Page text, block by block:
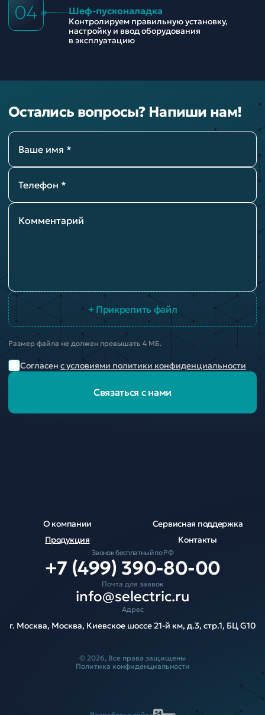
04 Шеф-пусконаладка
Контролируем правильную установку,
настройку и ввод оборудования
в эксплуатацию
Остались вопросы? Напиши нам!
Ваше имя *
Телефон *
Комментарий
+ Прикрепить файл
Размер файла не должен превышать 4 МБ.
Согласен с условиями политики конфиденциальности
Связаться с нами
О компании
Продукция
Сервисная поддержка
Контакты
Звонок бесплатный по РФ
+7 (499) 390-80-00
Почта для заявок
info@selectric.ru
Адрес
г. Москва, Москва, Киевское шоссе 21-й км, д.3, стр.1, БЦ G10
© 2026, Все права защищены
Политика конфиденциальности